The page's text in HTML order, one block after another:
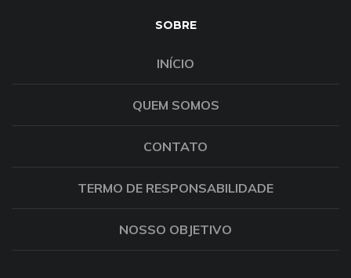
SOBRE
INÍCIO
QUEM SOMOS
CONTATO
TERMO DE RESPONSABILIDADE
NOSSO OBJETIVO